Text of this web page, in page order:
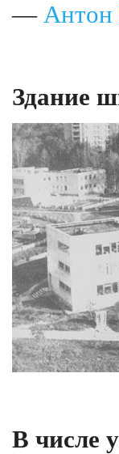
— Антон
Здание
В числе